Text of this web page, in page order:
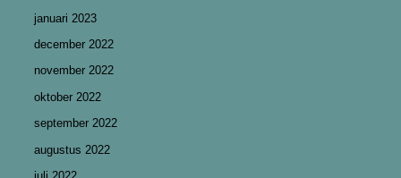
januari 2023
december 2022
november 2022
oktober 2022
september 2022
augustus 2022